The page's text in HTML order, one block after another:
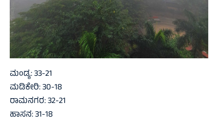
ಮಂಡ್ಯ: 33-21
ಮಡಿಕೇರಿ: 30-18
ರಾಮನಗರ: 32-21
ಹಾಸನ: 31-18